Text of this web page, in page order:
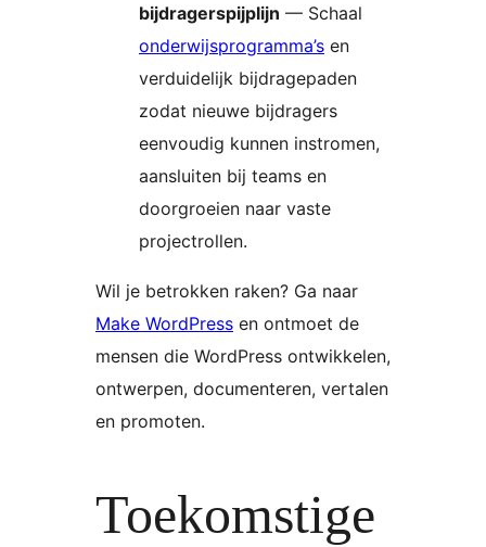
bijdragerspijplijn — Schaal
onderwijsprogramma’s en
verduidelijk bijdragepaden
zodat nieuwe bijdragers
eenvoudig kunnen instromen,
aansluiten bij teams en
doorgroeien naar vaste
projectrollen.
Wil je betrokken raken? Ga naar
Make WordPress en ontmoet de
mensen die WordPress ontwikkelen,
ontwerpen, documenteren, vertalen
en promoten.
Toekomstige